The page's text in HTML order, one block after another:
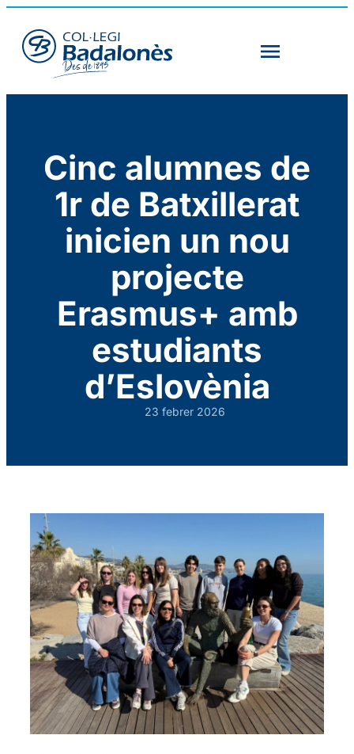
Cinc alumnes de
1r de Batxillerat
inicien un nou
projecte
Erasmus+ amb
estudiants
d’Eslovènia
23 febrer 2026